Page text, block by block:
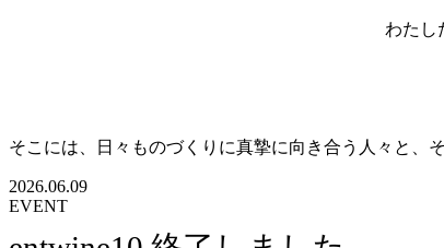
わたし
そこには、日々ものづくりに真摯に向き合う人々と、
2026.06.09
EVENT